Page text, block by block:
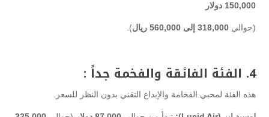
150,000 دولار
(حوالي 318,000 إلى 560,000 ريال ).
4. الفئة الفائقة والفخمة جداً :
هذه الفئة لمحبي الفخامة والإبداع التقني بدون النظر للسعر.